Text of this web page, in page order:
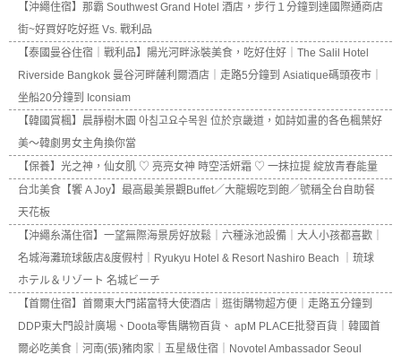
【沖繩住宿】那霸 Southwest Grand Hotel 酒店，步行１分鐘到達國際通商店
街~好買好吃好逛 Vs. 戰利品
【泰國曼谷住宿｜戰利品】陽光河畔泳裝美食，吃好住好｜The Salil Hotel
Riverside Bangkok 曼谷河畔薩利爾酒店｜走路5分鐘到 Asiatique碼頭夜市｜
坐船20分鐘到 Iconsiam
【韓國賞楓】晨靜樹木園 아침고요수목원 位於京畿道，如詩如畫的各色楓葉好
美～韓劇男女主角換你當
【保養】光之神，仙女肌 ♡ 亮亮女神 時空活妍霜 ♡ 一抹拉提 綻放青春能量
台北美食【饗 A Joy】最高最美景觀Buffet／大龍蝦吃到飽／號稱全台自助餐
天花板
【沖繩糸滿住宿】一望無際海景房好放鬆｜六種泳池設備｜大人小孩都喜歡｜
名城海灘琉球飯店&度假村｜Ryukyu Hotel & Resort Nashiro Beach ｜琉球
ホテル＆リゾート 名城ビーチ
【首爾住宿】首爾東大門諾富特大使酒店｜逛街購物超方便｜走路五分鐘到
DDP東大門設計廣場、Doota零售購物百貨、 apM PLACE批發百貨｜韓國首
爾必吃美食｜河南(張)豬肉家｜五星級住宿｜Novotel Ambassador Seoul